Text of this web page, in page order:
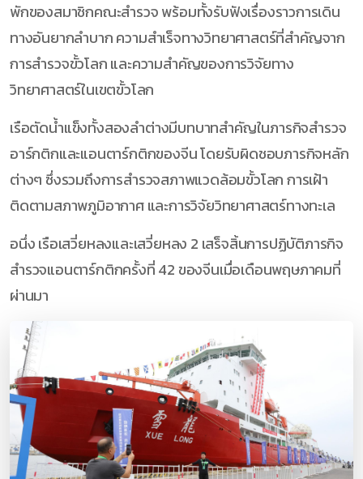
พักของสมาชิกคณะสำรวจ พร้อมทั้งรับฟังเรื่องราวการเดิน
ทางอันยากลำบาก ความสำเร็จทางวิทยาศาสตร์ที่สำคัญจาก
การสำรวจขั้วโลก และความสำคัญของการวิจัยทาง
วิทยาศาสตร์ในเขตขั้วโลก
เรือตัดน้ำแข็งทั้งสองลำต่างมีบทบาทสำคัญในภารกิจสำรวจ
อาร์กติกและแอนตาร์กติกของจีน โดยรับผิดชอบภารกิจหลัก
ต่างๆ ซึ่งรวมถึงการสำรวจสภาพแวดล้อมขั้วโลก การเฝ้า
ติดตามสภาพภูมิอากาศ และการวิจัยวิทยาศาสตร์ทางทะเล
อนึ่ง เรือเสวี่ยหลงและเสวี่ยหลง 2 เสร็จสิ้นการปฏิบัติภารกิจ
สำรวจแอนตาร์กติกครั้งที่ 42 ของจีนเมื่อเดือนพฤษภาคมที่
ผ่านมา